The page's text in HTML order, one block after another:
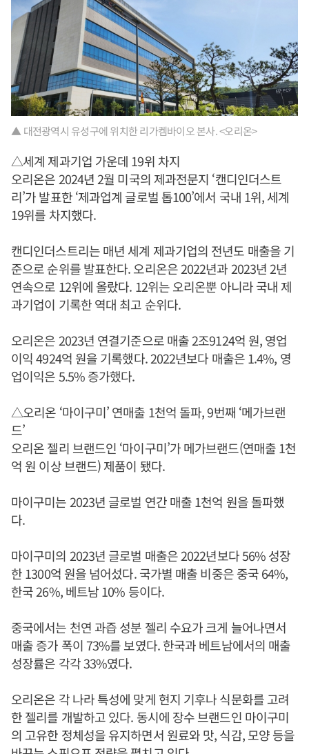
▲ 대전광역시 유성구에 위치한 리가켐바이오 본사. <오리온>
△세계 제과기업 가운데 19위 차지
오리온은 2024년 2월 미국의 제과전문지 ‘캔디인더스트
리’가 발표한 ‘제과업계 글로벌 톱100’에서 국내 1위, 세계
19위를 차지했다.
캔디인더스트리는 매년 세계 제과기업의 전년도 매출을 기
준으로 순위를 발표한다. 오리온은 2022년과 2023년 2년
연속으로 12위에 올랐다. 12위는 오리온뿐 아니라 국내 제
과기업이 기록한 역대 최고 순위다.
오리온은 2023년 연결기준으로 매출 2조9124억 원, 영업
이익 4924억 원을 기록했다. 2022년보다 매출은 1.4%, 영
업이익은 5.5% 증가했다.
△오리온 ‘마이구미’ 연매출 1천억 돌파, 9번째 ‘메가브랜
드’
오리온 젤리 브랜드인 ‘마이구미’가 메가브랜드(연매출 1천
억 원 이상 브랜드) 제품이 됐다.
마이구미는 2023년 글로벌 연간 매출 1천억 원을 돌파했
다.
마이구미의 2023년 글로벌 매출은 2022년보다 56% 성장
한 1300억 원을 넘어섰다. 국가별 매출 비중은 중국 64%,
한국 26%, 베트남 10% 등이다.
중국에서는 천연 과즙 성분 젤리 수요가 크게 늘어나면서
매출 증가 폭이 73%를 보였다. 한국과 베트남에서의 매출
성장률은 각각 33%였다.
오리온은 각 나라 특성에 맞게 현지 기후나 식문화를 고려
한 젤리를 개발하고 있다. 동시에 장수 브랜드인 마이구미
의 고유한 정체성을 유지하면서 원료와 맛, 식감, 모양 등을